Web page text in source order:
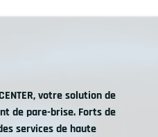
votre solution de
de pare-brise. Forts de
services de haute